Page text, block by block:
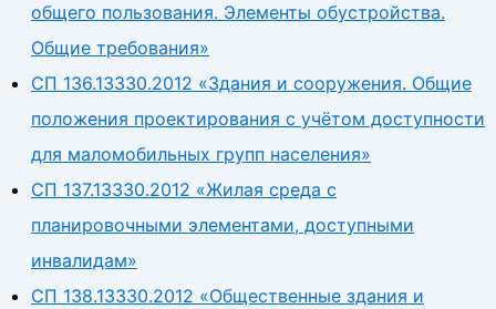
общего пользования. Элементы обустройства.
Общие требования»
СП 136.13330.2012 «Здания и сооружения. Общие
положения проектирования с учётом доступности
для маломобильных групп населения»
СП 137.13330.2012 «Жилая среда с
планировочными элементами, доступными
инвалидам»
СП 138.13330.2012 «Общественные здания и